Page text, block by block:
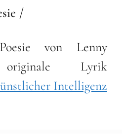
/
von Lenny
originale Lyrik
Intelligenz